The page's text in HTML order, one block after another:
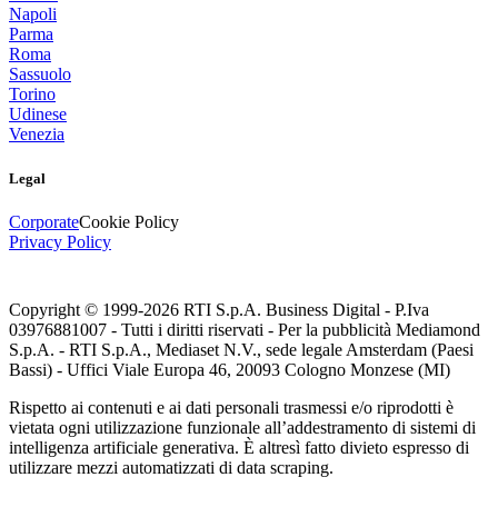
Napoli
Parma
Roma
Sassuolo
Torino
Udinese
Venezia
Legal
CorporateCookie Policy
Privacy Policy
Copyright © 1999-2026 RTI S.p.A. Business Digital - P.Iva
03976881007 - Tutti i diritti riservati - Per la pubblicità Mediamond
S.p.A. - RTI S.p.A., Mediaset N.V., sede legale Amsterdam (Paesi
Bassi) - Uffici Viale Europa 46, 20093 Cologno Monzese (MI)
Rispetto ai contenuti e ai dati personali trasmessi e/o riprodotti è
vietata ogni utilizzazione funzionale all’addestramento di sistemi di
intelligenza artificiale generativa. È altresì fatto divieto espresso di
utilizzare mezzi automatizzati di data scraping.